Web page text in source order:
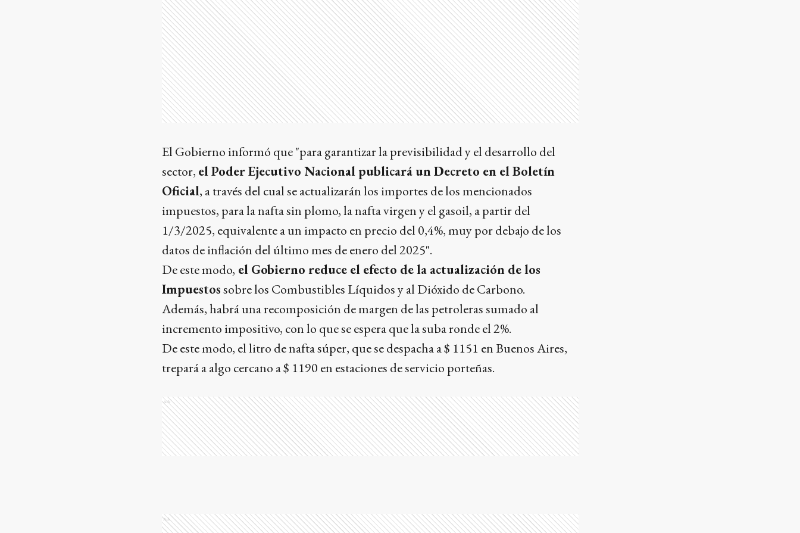
El Gobierno informó que "para garantizar la previsibilidad y el desarrollo del
sector, el Poder Ejecutivo Nacional publicará un Decreto en el Boletín
Oficial, a través del cual se actualizarán los importes de los mencionados
impuestos, para la nafta sin plomo, la nafta virgen y el gasoil, a partir del
1/3/2025, equivalente a un impacto en precio del 0,4%, muy por debajo de los
datos de inflación del último mes de enero del 2025".
De este modo, el Gobierno reduce el efecto de la actualización de los
Impuestossobre los Combustibles Líquidos y al Dióxido de Carbono.
Además, habrá una recomposición de margen de las petroleras sumado al
incremento impositivo, con lo que se espera que la suba ronde el 2%.
De este modo, el litro de nafta súper, que se despacha a $ 1151 en Buenos Aires,
trepará a algo cercano a $ 1190 en estaciones de servicio porteñas.
Ads
Ads